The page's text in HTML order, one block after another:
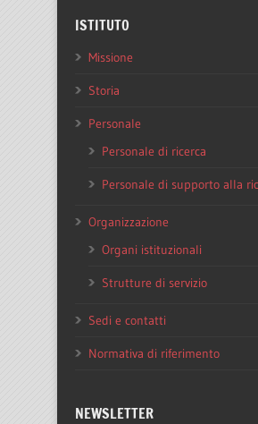
ISTITUTO
Missione
Storia
Personale
Personale di ricerca
Personale di supporto alla
Organizzazione
Organi istituzionali
Strutture di servizio
Sedi e contatti
Normativa di riferimento
NEWSLETTER